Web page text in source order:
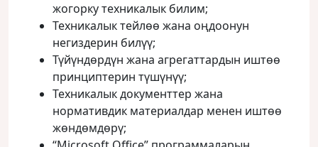
жогорку техникалык билим;
Техникалык тейлөө жана оңдоонун
негиздерин билүү;
Түйүндөрдүн жана агрегаттардын иштөө
принциптерин түшүнүү;
Техникалык документтер жана
нормативдик материалдар менен иштөө
жөндөмдөрү;